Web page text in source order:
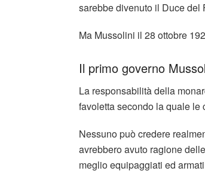
sarebbe divenuto il Duce del
Ma Mussolini il 28 ottobre
Il primo governo
La responsabilità della
favoletta secondo la quale le
Nessuno può credere
avrebbero avuto ragione
meglio equipaggiati ed